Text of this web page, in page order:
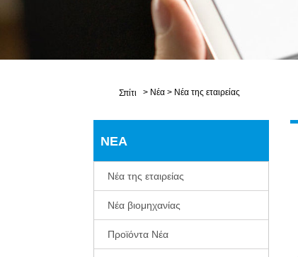
Σπίτι > Νέα > Νέα της εταιρείας
ΝΈΑ
Νέα της εταιρείας
Νέα βιομηχανίας
Προϊόντα Νέα